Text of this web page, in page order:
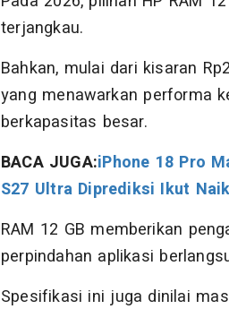
terjangkau.
Bahkan, mulai dari kisaran
yang menawarkan performa
berkapasitas besar.
BACA JUGA:iPhone 18 Pro
S27 Ultra Diprediksi Ikut
RAM 12 GB memberikan
perpindahan aplikasi
Spesifikasi ini juga dinilai